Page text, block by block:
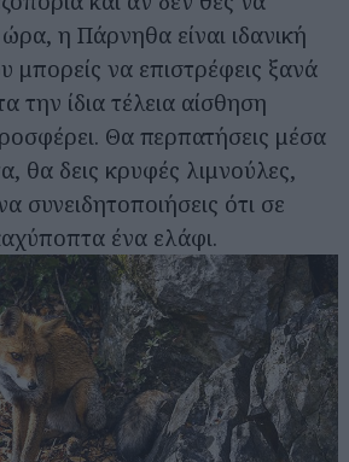
η Πάρνηθα είναι ιδανική
μπορείς να επιστρέφεις ξανά
την ίδια τέλεια αίσθηση
Θα περπατήσεις μέσα
θα δεις κρυφές λιμνούλες,
συνειδητοποιήσεις ότι σε
ένα ελάφι.